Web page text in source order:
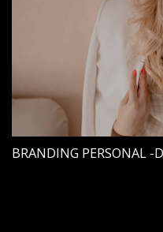
BRANDING PERSONAL -